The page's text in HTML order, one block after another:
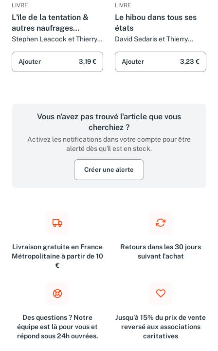
LIVRE
L'île de la tentation &
autres naufrages
amoureux
Stephen Leacock et Thierry
Ajouter 3,19 €
LIVRE
Le hibou dans tous ses
états
David Sedaris et Thierry
Ajouter 3,23 €
Vous n'avez pas trouvé l'article que vous
cherchiez ?
Activez les notifications dans votre compte pour être
alerté dès qu'il est en stock.
Créer une alerte
Livraison gratuite en France
Métropolitaine à partir de 10
€
Retours dans les 30 jours
suivant l'achat
Des questions ? Notre
équipe est là pour vous et
répond sous 24h ouvrées.
Jusqu'à 15% du prix de vente
reversé aux associations
caritatives